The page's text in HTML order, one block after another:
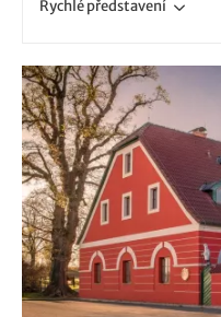
Rychlépředstavení